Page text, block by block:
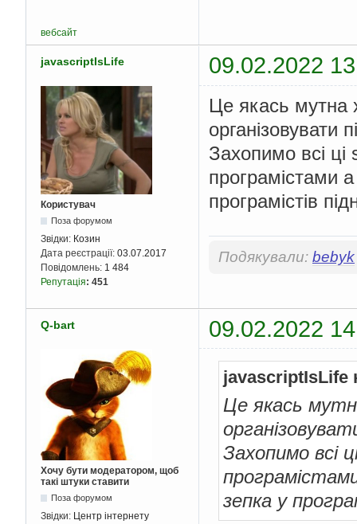
вебсайт
javascriptIsLife 09.02.2022
Користувач
Поза форумом
Звідки: Козин
Дата реєстрації: 03.07.2017
Повідомлень: 1 484
Репутація: 451
Це якась мутна
організовувати
Захопимо всі
програмістами
програмістів
Подякували: bebyk
Q-bart 09.02.2022
Хочу бути модератором, щоб
такі штуки ставити
Поза форумом
Звідки: Центр інтернету
javascriptIsLife
Це якась
Захопимо всі
зепка у